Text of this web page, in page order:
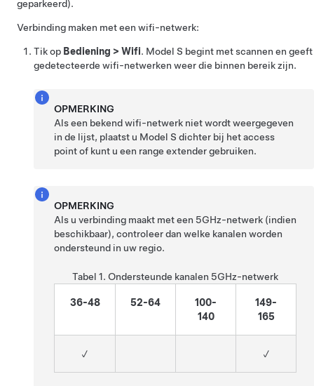
geparkeerd).
Verbinding maken met een wifi-netwerk:
Tik op Bediening > Wifi. Model S begint met scannen en geeft
gedetecteerde wifi-netwerken weer die binnen bereik zijn.
OPMERKING
Als een bekend wifi-netwerk niet wordt weergegeven
in de lijst, plaatst u Model S dichter bij het access
point of kunt u een range extender gebruiken.
OPMERKING
Als u verbinding maakt met een 5GHz-netwerk (indien
beschikbaar), controleer dan welke kanalen worden
ondersteund in uw regio.
Tabel 1.Ondersteunde kanalen 5GHz-netwerk
36-48 52-64
100-
140
149-
165
✓ ✓